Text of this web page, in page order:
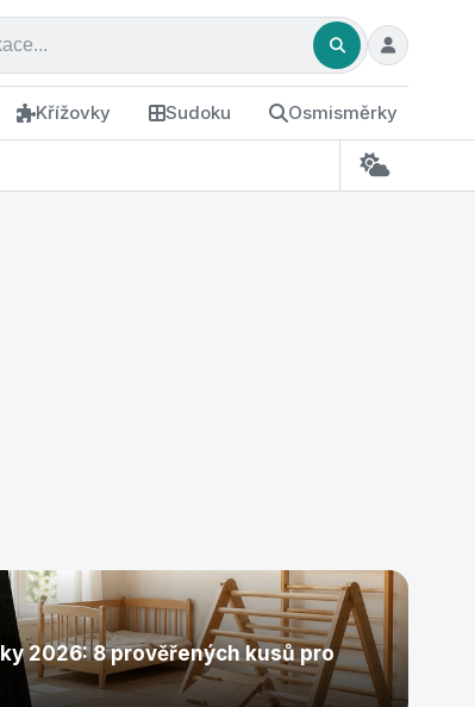
Křížovky Sudoku Osmisměrky
ušetříte statisíce
2026: 8 prověřených kusů pro